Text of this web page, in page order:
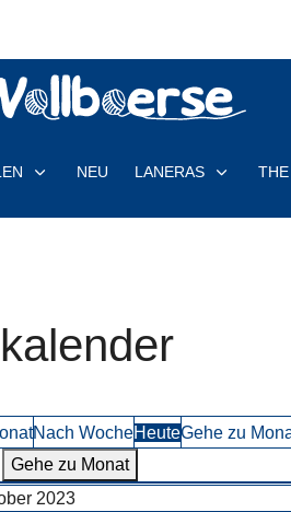
NEU LANERAS
Nach WocheHeuteGehe zu
Gehe zu Monat
2023